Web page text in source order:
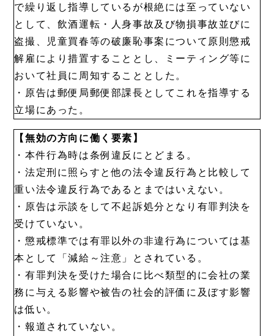
で繰り返し指導しているが根絶には至っていない
として、飲酒運転・人身事故及び物損事故並びに
盗撮、児童買春等の破廉恥事案について原則懲戒
解雇により措置することとし、ミーティング等に
おいて社員に周知することとした。
・原告は郵便局郵便部課長としてこれを指導する
立場にあった。
【無効の方向に働く要素】
・本件行為時は条例違反にとどまる。
・法定刑に照らすと他の法令違反行為と比較して
重い法令違反行為であるとまではいえない。
・原告は示談をして不起訴処分となり有罪判決を
受けていない。
・懲戒標準では有罪以外の非違行為については基
本として「減給～注意」とされている。
・有罪判決を受けた場合に比べ類型的に会社の業
務に与える影響や被告の社会的評価に及ぼす影響
は低い。
・報道されていない。